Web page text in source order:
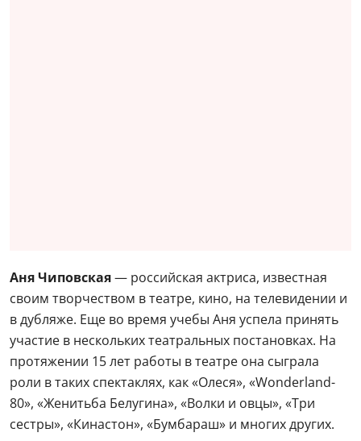
Аня Чиповская— российская актриса, известная
своим творчеством в театре, кино, на телевидении и
в дубляже. Еще во время учебы Аня успела принять
участие в нескольких театральных постановках. На
протяжении 15 лет работы в театре она сыграла
роли в таких спектаклях, как «Олеся», «Wonderland-
80», «Женитьба Белугина», «Волки и овцы», «Три
сестры», «Кинастон», «Бумбараш» и многих других.